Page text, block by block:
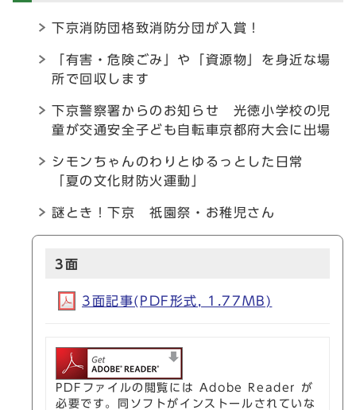
下京消防団格致消防分団が入賞！
「有害・危険ごみ」や「資源物」を身近な場
所で回収します
下京警察署からのお知らせ 光徳小学校の児
童が交通安全子ども自転車京都府大会に出場
シモンちゃんのわりとゆるっとした日常
「夏の文化財防火運動」
謎とき！下京 祇園祭・お稚児さん
3面
3面記事(PDF形式, 1.77MB)
PDFファイルの閲覧には Adobe Reader が
必要です。同ソフトがインストールされていな